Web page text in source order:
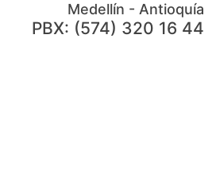
Medellín - Antioquía
PBX: (574) 320 16 44